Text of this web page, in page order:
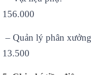
156.000
Quản lý
13.500